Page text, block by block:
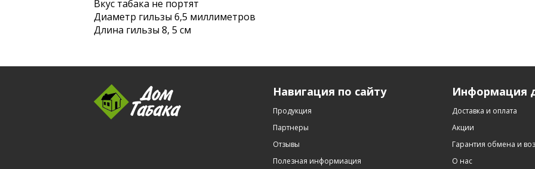
Вкус табака не портят
Диаметр гильзы 6,5 миллиметров
Длина гильзы 8, 5 см
Навигация по сайту
Продукция
Партнеры
Отзывы
Полезная информиация
Информация
Доставка и оплата
Акции
Гарантия обмена и
О нас